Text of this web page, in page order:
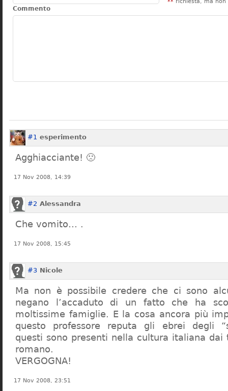
Commento
#1 esperimento
Agghiacciante! 🙁
17 Nov 2008, 14:39
#2 Alessandra
Che vomito… .
17 Nov 2008, 15:45
#3 Nicole
Ma non è possibile credere che ci sono
negano l’accaduto di un fatto che ha
moltissime famiglie. E la cosa ancora più
questo professore reputa gli ebrei degli
questi sono presenti nella cultura italiana dai
romano.
VERGOGNA!
17 Nov 2008, 23:51